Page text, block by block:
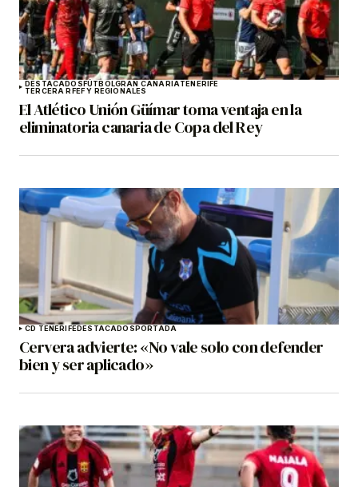
DESTACADOSFÚTBOLGRAN CANARIATENERIFE
TERCERA RFEF Y REGIONALES
El Atlético Unión Güímar toma ventaja en la
eliminatoria canaria de Copa del Rey
CD TENERIFEDESTACADOSPORTADA
Cervera advierte: «No vale solo con defender
bien y ser aplicado»